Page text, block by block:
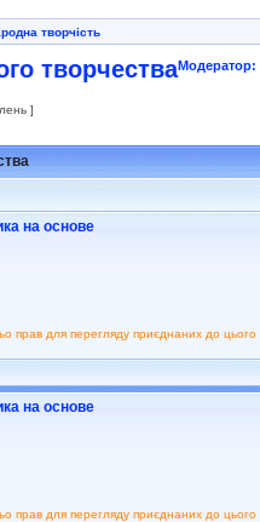
творчість
творчестваМодератор:
]
на основе
прав для перегляду приєднаних до цього
на основе
прав для перегляду приєднаних до цього